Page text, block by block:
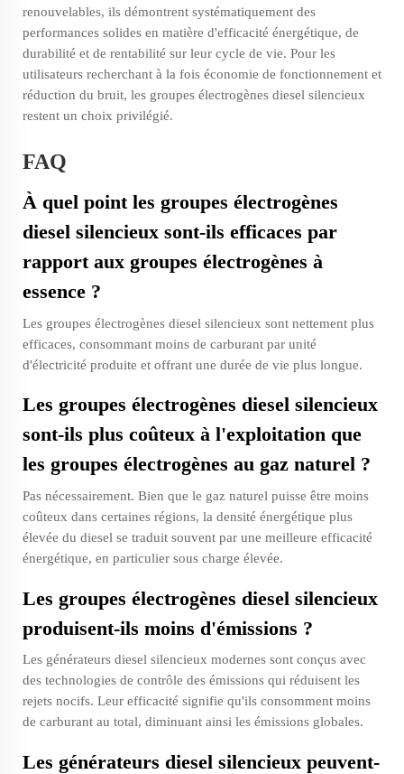
renouvelables, ils démontrent systématiquement des
performances solides en matière d'efficacité énergétique, de
durabilité et de rentabilité sur leur cycle de vie. Pour les
utilisateurs recherchant à la fois économie de fonctionnement et
réduction du bruit, les groupes électrogènes diesel silencieux
restent un choix privilégié.
FAQ
À quel point les groupes électrogènes
diesel silencieux sont-ils efficaces par
rapport aux groupes électrogènes à
essence ?
Les groupes électrogènes diesel silencieux sont nettement plus
efficaces, consommant moins de carburant par unité
d'électricité produite et offrant une durée de vie plus longue.
Les groupes électrogènes diesel silencieux
sont-ils plus coûteux à l'exploitation que
les groupes électrogènes au gaz naturel ?
Pas nécessairement. Bien que le gaz naturel puisse être moins
coûteux dans certaines régions, la densité énergétique plus
élevée du diesel se traduit souvent par une meilleure efficacité
énergétique, en particulier sous charge élevée.
Les groupes électrogènes diesel silencieux
produisent-ils moins d'émissions ?
Les générateurs diesel silencieux modernes sont conçus avec
des technologies de contrôle des émissions qui réduisent les
rejets nocifs. Leur efficacité signifie qu'ils consomment moins
de carburant au total, diminuant ainsi les émissions globales.
Les générateurs diesel silencieux peuvent-